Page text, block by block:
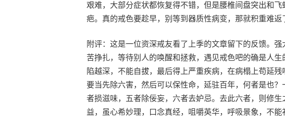
艰难，大部分症状都恢复得不错，但是腰椎间盘突出和
疤。真的戒色要趁早，别等到器质性病变，那就积重难返
附评：这是一位资深戒友看了上季的文章留下的反馈。
苦挣扎，等待别人的唤醒和拯救，遇见戒色吧的确是人
陷越深，不能自拔，最后得上严重疾病，在病榻上苟延残
要当先除六害，然后可以保性命，延驻百年，何者是也
者损滋味，五者除佞妄，六者去妒忌。去此六者，则修
益，虽心希妙理，口念真经，咀嚼英华，呼吸景象，不